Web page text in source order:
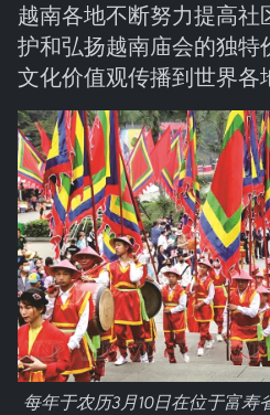
越南各地不断努力提高社
护和弘扬越南庙会的独特
文化价值观传播到世界各
每年于农历3月10日在位于富